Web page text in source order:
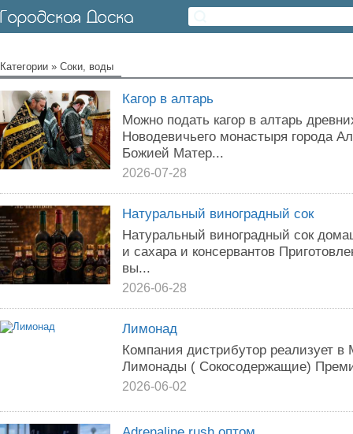
Категории » Соки, воды
Кагор в алтарь
Можно подать кагор в алтарь
Новодевичьего монастыря города
Божией Матер...
2026-07-28
Натуральный виноградный сок
Натуральный виноградный сок
и сахара и консервантов
вы...
2026-06-28
Лимонад
Компания дистрибутор реализует в
Лимонады ( Сокосодержащие)
2026-06-02